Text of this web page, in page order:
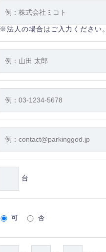
※法人の場合はご入力ください。
台
可 否